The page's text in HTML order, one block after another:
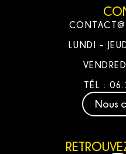
LUNDI -
TÉL :
Nous